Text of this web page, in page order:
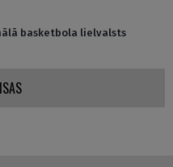
basketbola lielvalsts